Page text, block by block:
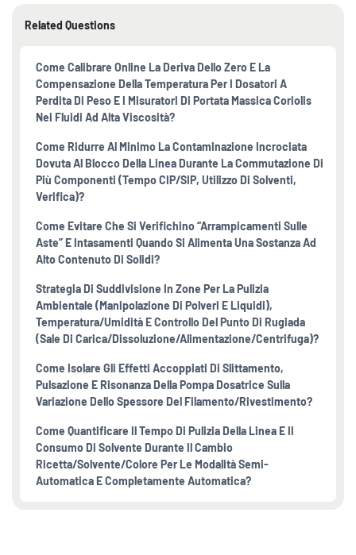
Related Questions
Come Calibrare Online La Deriva Dello Zero E La
Compensazione Della Temperatura Per I Dosatori A
Perdita Di Peso E I Misuratori Di Portata Massica Coriolis
Nei Fluidi Ad Alta Viscosità?
Come Ridurre Al Minimo La Contaminazione Incrociata
Dovuta Al Blocco Della Linea Durante La Commutazione Di
Più Componenti (tempo CIP/SIP, Utilizzo Di Solventi,
Verifica)?
Come Evitare Che Si Verifichino “arrampicamenti Sulle
Aste” E Intasamenti Quando Si Alimenta Una Sostanza Ad
Alto Contenuto Di Solidi?
Strategia Di Suddivisione In Zone Per La Pulizia
Ambientale (manipolazione Di Polveri E Liquidi),
Temperatura/umidità E Controllo Del Punto Di Rugiada
(sale Di Carica/dissoluzione/alimentazione/centrifuga)?
Come Isolare Gli Effetti Accoppiati Di Slittamento,
Pulsazione E Risonanza Della Pompa Dosatrice Sulla
Variazione Dello Spessore Del Filamento/rivestimento?
Come Quantificare Il Tempo Di Pulizia Della Linea E Il
Consumo Di Solvente Durante Il Cambio
Ricetta/solvente/colore Per Le Modalità Semi-
Automatica E Completamente Automatica?